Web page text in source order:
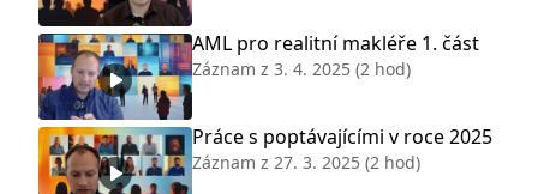
AML pro realitní makléře 1. část
Záznam z 3. 4. 2025 (2 hod)
Práce s poptávajícími v roce 2025
Záznam z 27. 3. 2025 (2 hod)